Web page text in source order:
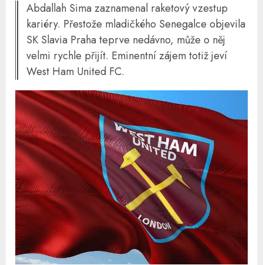
Abdallah Sima zaznamenal raketový vzestup
kariéry. Přestože mladičkého Senegalce objevila
SK Slavia Praha teprve nedávno, může o něj
velmi rychle přijít. Eminentní zájem totiž jeví
West Ham United FC.